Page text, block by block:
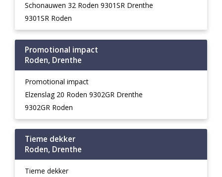
Schonauwen 32 Roden 9301SR Drenthe
9301SR Roden
Promotional impact
Roden, Drenthe
Promotional impact
Elzenslag 20 Roden 9302GR Drenthe
9302GR Roden
Tieme dekker
Roden, Drenthe
Tieme dekker